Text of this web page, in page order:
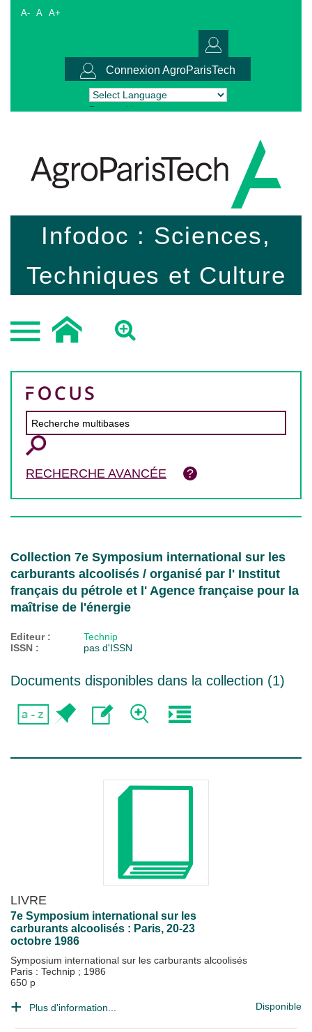
A- A A+
Connexion AgroParisTech
Powered by Translate
Infodoc : Sciences,
Techniques et Culture
RECHERCHE AVANCÉE
Collection 7e Symposium international sur les
carburants alcoolisés / organisé par l' Institut
français du pétrole et l' Agence française pour la
maîtrise de l'énergie
Editeur :
Technip
ISSN :
pas d'ISSN
Documents disponibles dans la collection (1)
LIVRE
7e Symposium international sur les
carburants alcoolisés : Paris, 20-23
octobre 1986
Symposium international sur les carburants alcoolisés
Paris : Technip ; 1986
650 p
Plus d'information... Disponible